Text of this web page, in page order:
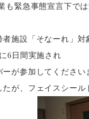
も緊急事態宣言下で
者施設「そなーれ」対
6日間実施され
ーが参加してください
たが、フェイスシール